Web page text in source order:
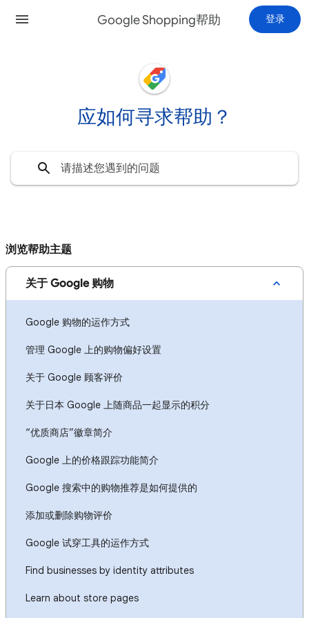
Google Shopping帮助 登录
应如何寻求帮助？
浏览帮助主题
关于 Google 购物
Google 购物的运作方式
管理 Google 上的购物偏好设置
关于 Google 顾客评价
关于日本 Google 上随商品一起显示的积分
“优质商店”徽章简介
Google 上的价格跟踪功能简介
Google 搜索中的购物推荐是如何提供的
添加或删除购物评价
Google 试穿工具的运作方式
Find businesses by identity attributes
Learn about store pages